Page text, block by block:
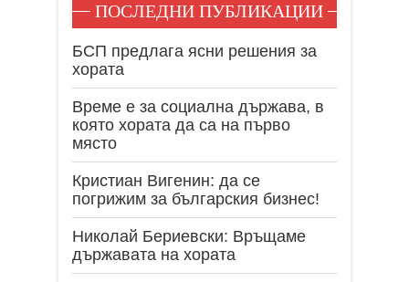
ПОСЛЕДНИ ПУБЛИКАЦИИ
БСП предлага ясни решения за
хората
Време е за социална държава, в
която хората да са на първо
място
Кристиан Вигенин: да се
погрижим за българския бизнес!
Николай Бериевски: Връщаме
държавата на хората